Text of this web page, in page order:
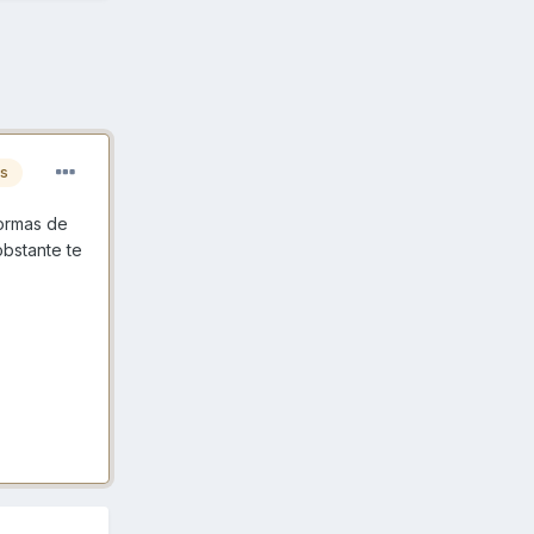
de
te